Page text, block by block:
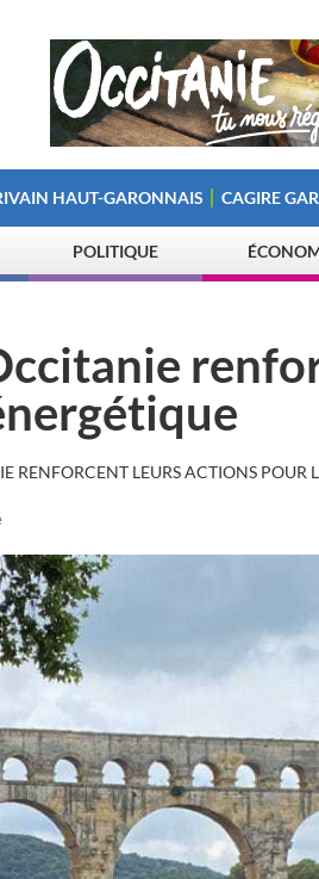
HAUT-GARONNAIS CAGIRE
POLITIQUE
RENFORCENT LEURS ACTIONS